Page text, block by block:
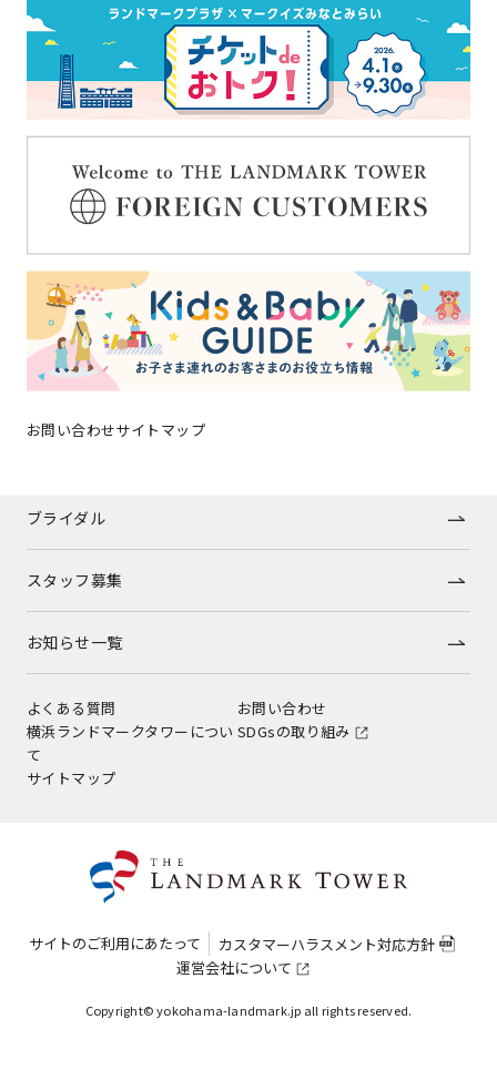
お問い合わせサイトマップ
ショップガイド
グルメガイド
ショップトピックス
施設案内
アクセス
みなとみらいポイントアプリ
ブライダル
スタッフ募集
お知らせ一覧
よくある質問
お問い合わせ
横浜ランドマークタワーについ
て
SDGsの取り組み
サイトマップ
サイトのご利用にあたって
カスタマーハラスメント対応方針
運営会社について
Copyright© yokohama-landmark.jp all rights reserved.